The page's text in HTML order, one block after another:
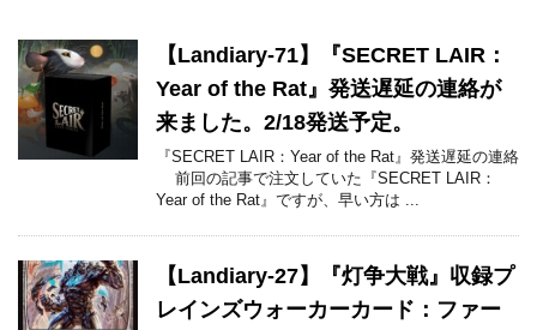
【Landiary-71】『SECRET LAIR：
Year of the Rat』発送遅延の連絡が
来ました。2/18発送予定。
『SECRET LAIR：Year of the Rat』発送遅延の連絡
前回の記事で注文していた『SECRET LAIR：
Year of the Rat』ですが、早い方は ...
【Landiary-27】『灯争大戦』収録プ
レインズウォーカーカード：ファー